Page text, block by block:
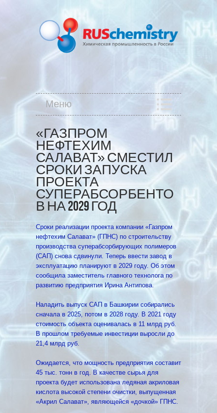
Меню
«ГАЗПРОМ
НЕФТЕХИМ
САЛАВАТ» СМЕСТИЛ
СРОКИ ЗАПУСКА
ПРОЕКТА
СУПЕРАБСОРБЕНТО
В НА 2029 ГОД
Сроки реализации проекта компании «Газпром
нефтехим Салават» (ГПНС) по строительству
производства суперабсорбирующих полимеров
(САП) снова сдвинули. Теперь ввести завод в
эксплуатацию планируют в 2029 году. Об этом
сообщила заместитель главного технолога по
развитию предприятия Ирина Антипова.
Наладить выпуск САП в Башкирии собирались
сначала в 2025, потом в 2028 году. В 2021 году
стоимость объекта оценивалась в 11 млрд руб.
В прошлом требуемые инвестиции выросли до
21,4 млрд руб.
Ожидается, что мощность предприятия составит
45 тыс. тонн в год. В качестве сырья для
проекта будет использована ледяная акриловая
кислота высокой степени очистки, выпущенная
«Акрил Салават», являющейся «дочкой» ГПНС.